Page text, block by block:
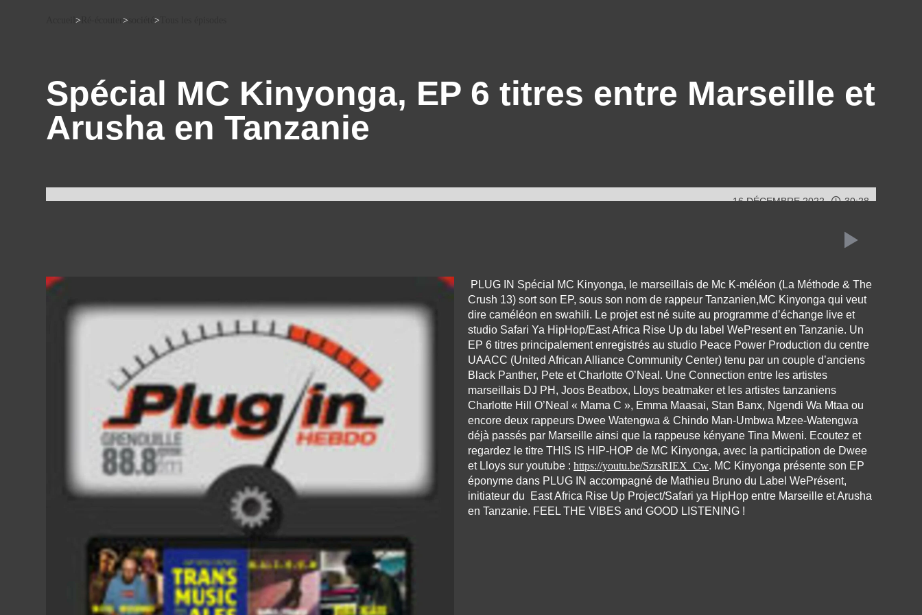
> > >
Spécial MC Kinyonga, EP 6 titres entre Marseille et
Arusha en Tanzanie
16 DÉCEMBRE 2022 30:28
PLUG IN Spécial MC Kinyonga, le marseillais de Mc K-méléon (La Méthode & The
Crush 13) sort son EP, sous son nom de rappeur Tanzanien,MC Kinyonga qui veut
dire caméléon en swahili. Le projet est né suite au programme d’échange live et
studio Safari Ya HipHop/East Africa Rise Up du label WePresent en Tanzanie. Un
EP 6 titres principalement enregistrés au studio Peace Power Production du centre
UAACC (United African Alliance Community Center) tenu par un couple d’anciens
Black Panther, Pete et Charlotte O’Neal. Une Connection entre les artistes
marseillais DJ PH, Joos Beatbox, Lloys beatmaker et les artistes tanzaniens
Charlotte Hill O’Neal « Mama C », Emma Maasai, Stan Banx, Ngendi Wa Mtaa ou
encore deux rappeurs Dwee Watengwa & Chindo Man-Umbwa Mzee-Watengwa
déjà passés par Marseille ainsi que la rappeuse kényane Tina Mweni. Ecoutez et
regardez le titre THIS IS HIP-HOP de MC Kinyonga, avec la participation de Dwee
et Lloys sur youtube : https://youtu.be/SzrsRIEX_Cw. MC Kinyonga présente son EP
éponyme dans PLUG IN accompagné de Mathieu Bruno du Label WePrésent,
initiateur du East Africa Rise Up Project/Safari ya HipHop entre Marseille et Arusha
en Tanzanie. FEEL THE VIBES and GOOD LISTENING !